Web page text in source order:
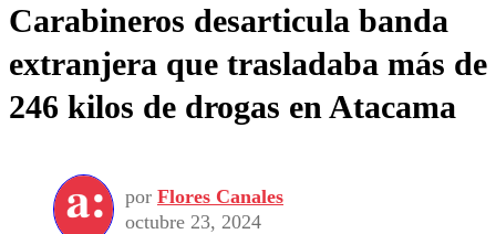
Carabineros desarticula banda
extranjera que trasladaba más de
246 kilos de drogas en Atacama
por Flores Canales
octubre 23, 2024